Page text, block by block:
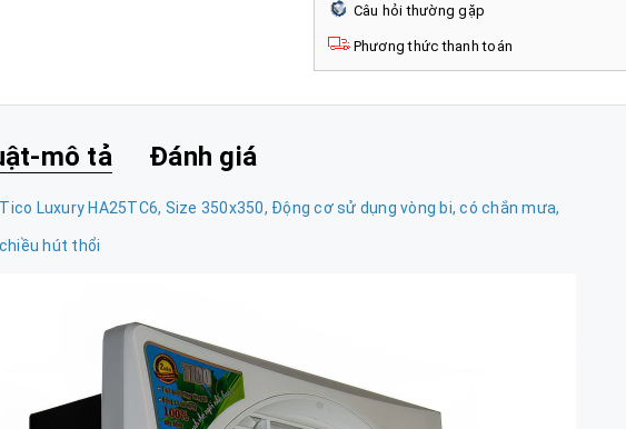
Câu hỏi thường gặp
Phương thức thanh toán
mô tả Đánh giá
Luxury HA25TC6, Size 350x350, Động cơ sử dụng vòng bi, có chắn mưa,
hút thổi